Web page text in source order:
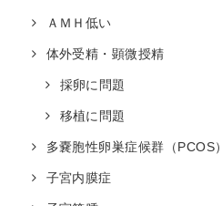
ＡＭＨ低い
体外受精・顕微授精
採卵に問題
移植に問題
多嚢胞性卵巣症候群（PCOS）
子宮内膜症